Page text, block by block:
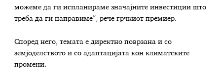
можеме да ги испланираме значајните инвестиции што
треба да ги направиме“, рече грчкиот премиер.
Според него, темата е директно поврзана и со
земјоделството и со адаптацијата кон климатските
промени.